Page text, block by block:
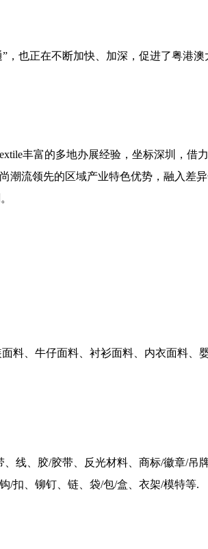
” ，也正在不断加快、加深，促进了粤港
丰富的多地办展经验，坐标深圳，借
潮流领先的区域产业特色优势，融入差
料、牛仔面料、衬衫面料、内衣面料、
、线、胶/胶带、反光材料、商标/徽章/吊
/扣、铆钉、链、袋/包/盒、衣架/模特等.